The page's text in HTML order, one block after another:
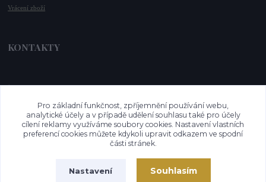
Vrácení zboží
KONTAKTY
📞 +420 732 779 508
www.vysnenekabelky.cz
Pro základní funkčnost, zpříjemnění používání webu,
analytické účely a v případě udělení souhlasu také pro účely
cílení reklamy využíváme soubory cookies. Nastavení vlastních
preferencí cookies můžete kdykoli upravit odkazem ve spodní
části stránek.
Nastavení Souhlasím